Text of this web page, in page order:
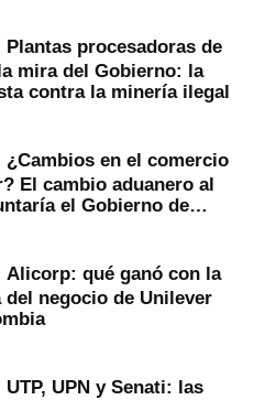
Plantas procesadoras de
mira del Gobierno: la
contra la minería ilegal
¿Cambios en el comercio
El cambio aduanero al
el Gobierno de
Alicorp: qué ganó con la
del negocio de Unilever
UTP, UPN y Senati: las